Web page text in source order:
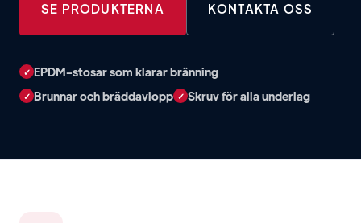
SE PRODUKTERNA KONTAKTA OSS
✓ EPDM-stosar som klarar bränning
✓ Brunnar och bräddavlopp ✓ Skruv för alla underlag